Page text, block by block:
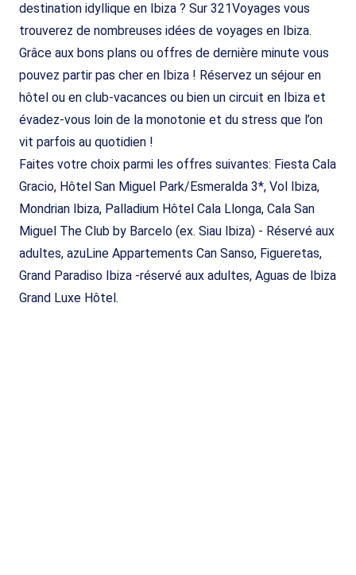
destination idyllique en Ibiza ? Sur 321Voyages vous
trouverez de nombreuses idées de voyages en Ibiza.
Grâce aux bons plans ou offres de dernière minute vous
pouvez partir pas cher en Ibiza ! Réservez un séjour en
hôtel ou en club-vacances ou bien un circuit en Ibiza et
évadez-vous loin de la monotonie et du stress que l’on
vit parfois au quotidien !
Faites votre choix parmi les offres suivantes: Fiesta Cala
Gracio, Hôtel San Miguel Park/Esmeralda 3*, Vol Ibiza,
Mondrian Ibiza, Palladium Hôtel Cala Llonga, Cala San
Miguel The Club by Barcelo (ex. Siau Ibiza) - Réservé aux
adultes, azuLine Appartements Can Sanso, Figueretas,
Grand Paradiso Ibiza -réservé aux adultes, Aguas de Ibiza
Grand Luxe Hôtel.